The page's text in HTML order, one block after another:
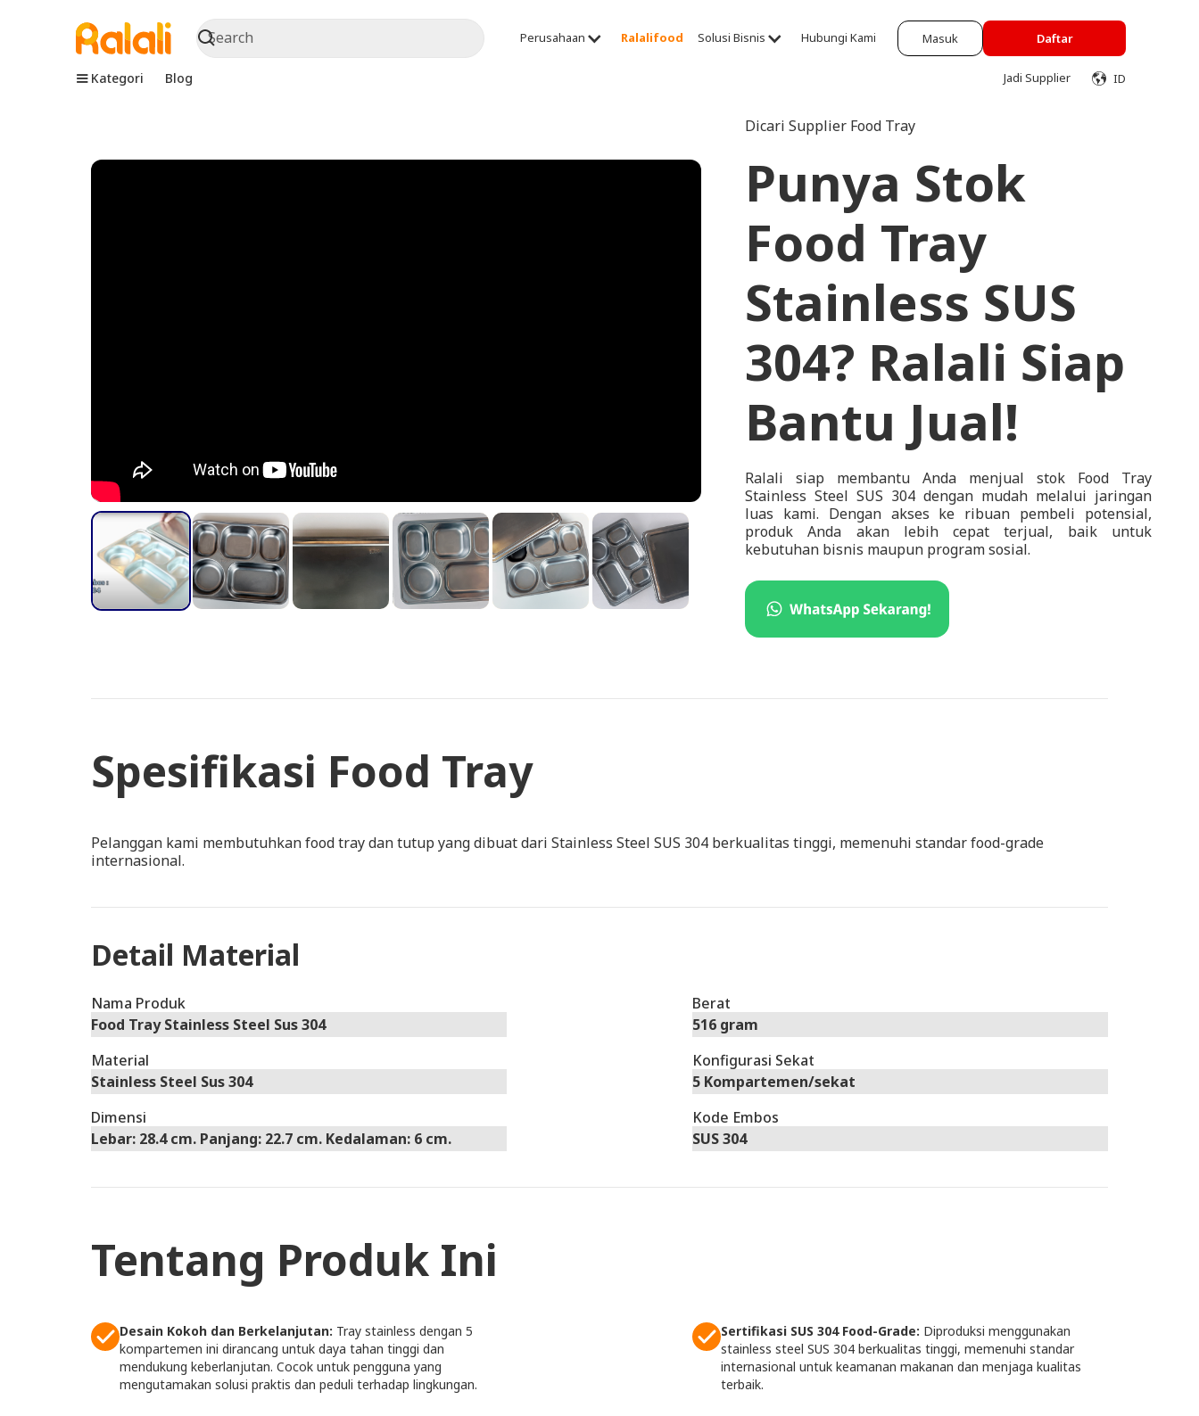
Perusahaan Ralalifood Solusi Bisnis Hubungi Kami Masuk Daftar
Kategori Blog Jadi Supplier ID
Dicari Supplier Food Tray
Punya Stok
Food Tray
Stainless SUS
304? Ralali Siap
Bantu Jual!
Ralali siap membantu Anda menjual stok Food Tray
Stainless Steel SUS 304 dengan mudah melalui jaringan
luas kami. Dengan akses ke ribuan pembeli potensial,
produk Anda akan lebih cepat terjual, baik untuk
kebutuhan bisnis maupun program sosial.
Spesifikasi Food Tray
Pelanggan kami membutuhkan food tray dan tutup yang dibuat dari Stainless Steel SUS 304 berkualitas tinggi, memenuhi standar food-grade
internasional.
Detail Material
Nama Produk
Food Tray Stainless Steel Sus 304
Material
Stainless Steel Sus 304
Dimensi
Lebar: 28.4 cm. Panjang: 22.7 cm. Kedalaman: 6 cm.
Berat
516 gram
Konfigurasi Sekat
5 Kompartemen/sekat
Kode Embos
SUS 304
Tentang Produk Ini
Desain Kokoh dan Berkelanjutan: Tray stainless dengan 5
kompartemen ini dirancang untuk daya tahan tinggi dan
mendukung keberlanjutan. Cocok untuk pengguna yang
mengutamakan solusi praktis dan peduli terhadap lingkungan.
Sertifikasi SUS 304 Food-Grade: Diproduksi menggunakan
stainless steel SUS 304 berkualitas tinggi, memenuhi standar
internasional untuk keamanan makanan dan menjaga kualitas
terbaik.